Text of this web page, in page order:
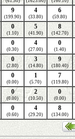
9
(199.90)
4
(33.80)
6
(59.80)
0
(1.10)
5
(41.90)
8
(142.70)
0
(0.30)
4
(27.00)
0
(1.40)
0
(2.80)
3
(14.80)
9
(180.40)
0
(0.00)
1
(5.70)
7
(119.80)
0
(0.00)
2
(10.50)
0
(0.00)
0
(0.60)
4
(29.20)
8
(134.00)